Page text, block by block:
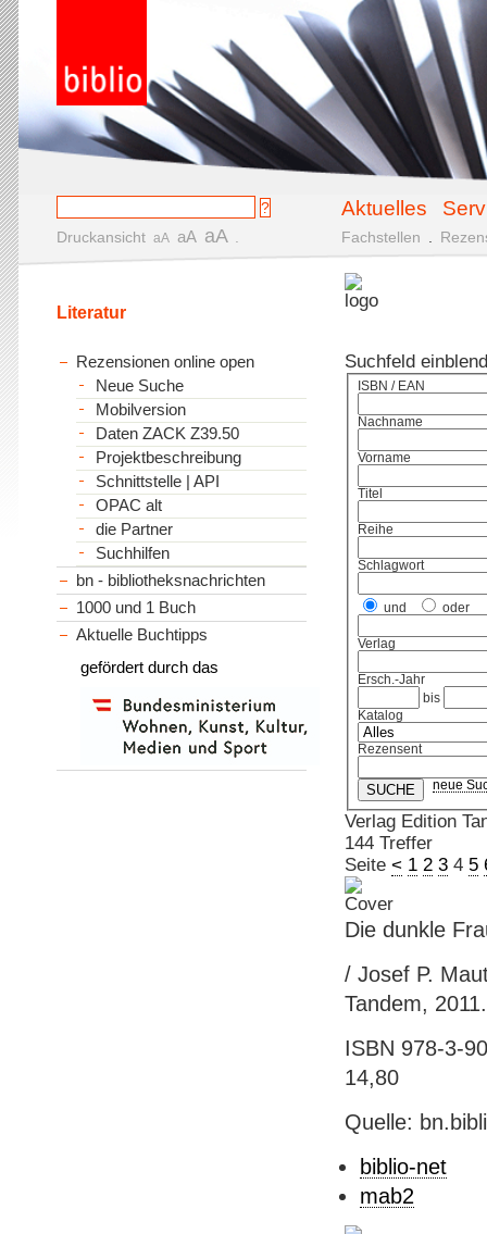
Aktuelles
Druckansicht aA aA aA Fachstellen
Suchfeld
ISBN / EAN
Nachname
Vorname
Titel
Reihe
Schlagwort
und oder
Verlag
Ersch.-Jahr
bis
Katalog
Rezensent
neue
Verlag Edition
144 Treffer
Seite < 1 2 3 4 5
Die dunkle
/ Josef P.
Tandem,
ISBN 978-3-
14,80
Quelle:
biblio-net
mab2
Literatur
Rezensionen online open
Neue Suche
Mobilversion
Daten ZACK Z39.50
Projektbeschreibung
Schnittstelle | API
OPAC alt
die Partner
Suchhilfen
bn - bibliotheksnachrichten
1000 und 1 Buch
Aktuelle Buchtipps
gefördert durch das